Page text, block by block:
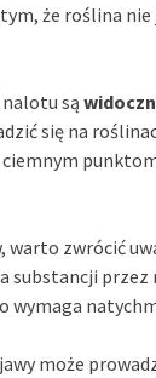
że roślina
są
się na
warto zwrócić
substancji
wymaga
może